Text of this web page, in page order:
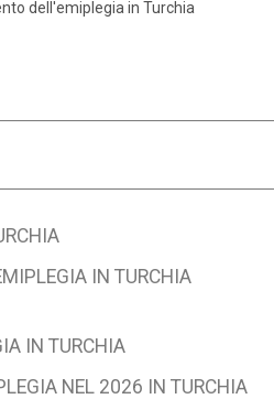
dell'emiplegia in Turchia
IN TURCHIA
IN TURCHIA
NEL 2026 IN TURCHIA